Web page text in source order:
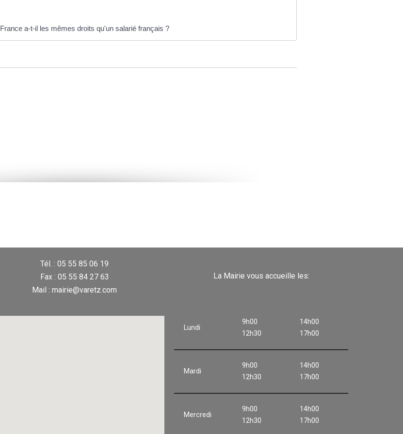
a-t-il les mêmes droits qu'un salarié français ?
Tél. : 05 55 85 06 19
Fax : 05 55 84 27 63
Mail : mairie@varetz.com
La Mairie vous accueille les:
Lundi
9h00
12h30
14h00
17h00
Mardi
9h00
12h30
14h00
17h00
Mercredi
9h00
12h30
14h00
17h00